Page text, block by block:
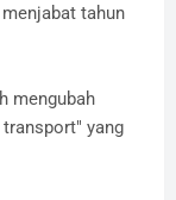
tahun
mengubah
yang